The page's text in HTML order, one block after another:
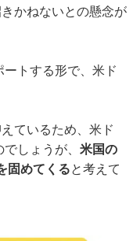
かねないとの懸念が
トする形で、米ド
ているため、米ド
しょうが、 米国の
固めてくると考えて